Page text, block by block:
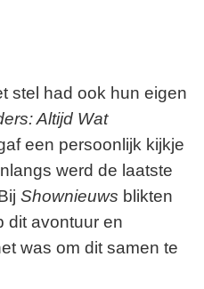
stel had ook hun eigen
Altijd Wat
een persoonlijk kijkje
werd de laatste
Shownieuws blikten
dit avontuur en
was om dit samen te